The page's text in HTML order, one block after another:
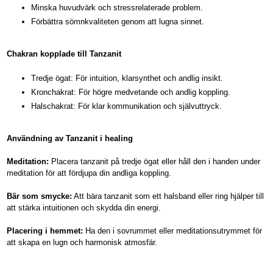
Minska huvudvärk och stressrelaterade problem.
Förbättra sömnkvaliteten genom att lugna sinnet.
Chakran kopplade till Tanzanit
Tredje ögat: För intuition, klarsynthet och andlig insikt.
Kronchakrat: För högre medvetande och andlig koppling.
Halschakrat: För klar kommunikation och självuttryck.
Användning av Tanzanit i healing
Meditation: Placera tanzanit på tredje ögat eller håll den i handen under
meditation för att fördjupa din andliga koppling.
Bär som smycke: Att bära tanzanit som ett halsband eller ring hjälper till
att stärka intuitionen och skydda din energi.
Placering i hemmet: Ha den i sovrummet eller meditationsutrymmet för
att skapa en lugn och harmonisk atmosfär.